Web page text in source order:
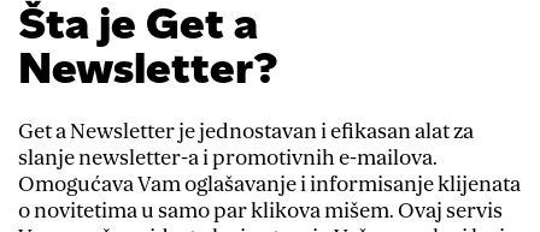
Šta je Get a
Newsletter?
Get a Newsletter je jednostavan i efikasan alat za
slanje newsletter-a i promotivnih e-mailova.
Omogućava Vam oglašavanje i informisanje klijenata
o novitetima u samo par klikova mišem. Ovaj servis